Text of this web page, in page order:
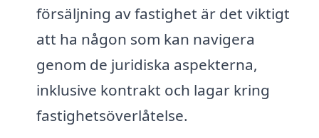
försäljning av fastighet är det viktigt
att ha någon som kan navigera
genom de juridiska aspekterna,
inklusive kontrakt och lagar kring
fastighetsöverlåtelse.